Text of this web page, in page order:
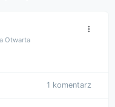
Otwarta
1 komentarz